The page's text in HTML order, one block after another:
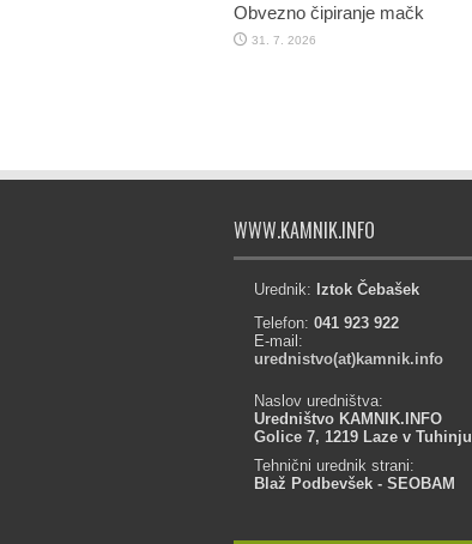
Obvezno čipiranje mačk
31. 7. 2026
WWW.KAMNIK.INFO
Urednik: Iztok Čebašek
Telefon: 041 923 922
E-mail:
urednistvo(at)kamnik.info
Naslov uredništva:
Uredništvo KAMNIK.INFO
Golice 7, 1219 Laze v Tuhinju
Tehnični urednik strani:
Blaž Podbevšek - SEOBAM